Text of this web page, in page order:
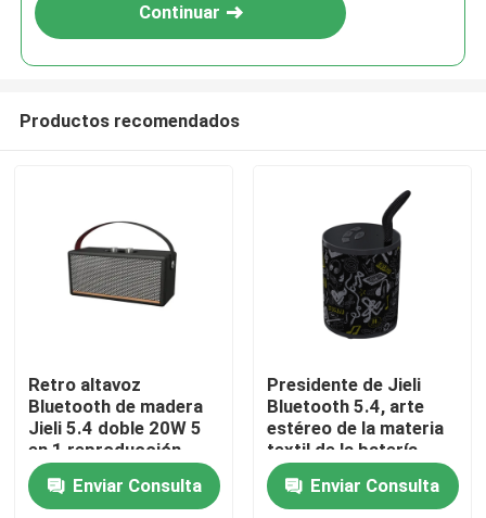
En casa
Productos
Continuar
Productos recomendados
Retro altavoz
Bluetooth de madera
Jieli 5.4 doble 20W 5
en 1 reproducción
Enviar Consulta
Presidente de Jieli
Bluetooth 5.4, arte
estéreo de la materia
textil de la batería
1200mAh de 5W
Enviar Consulta